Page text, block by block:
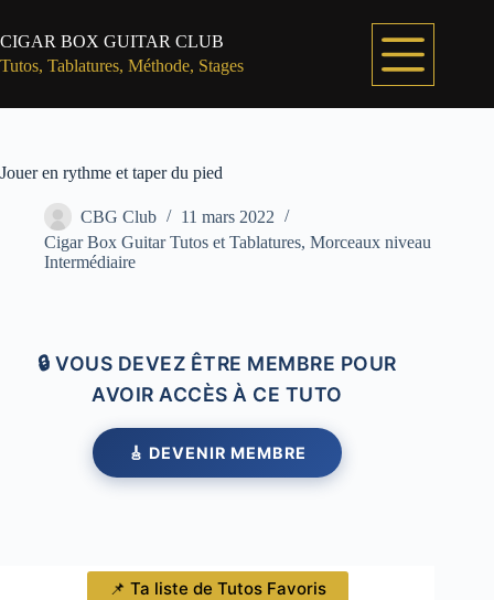
contenu
CIGAR BOX GUITAR CLUB
Tutos, Tablatures, Méthode, Stages
Jouer en rythme et taper du pied
CBG Club
11 mars 2022
Cigar Box Guitar Tutos et Tablatures, Morceaux niveau
Intermédiaire
🔒 VOUS DEVEZ ÊTRE MEMBRE POUR
AVOIR ACCÈS À CE TUTO
🎸 DEVENIR MEMBRE
📌 Ta liste de Tutos Favoris